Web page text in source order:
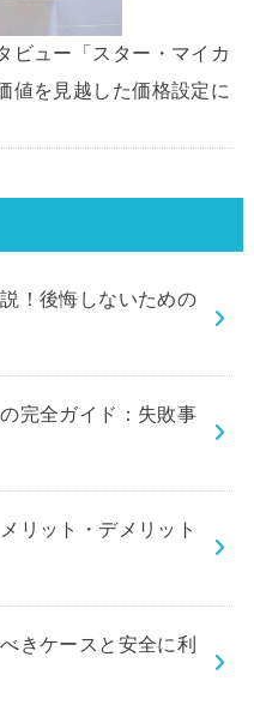
ビュー「スター・マイカ
値を見越した価格設定に
！後悔しないための
完全ガイド：失敗事
リット・デメリット
きケースと安全に利